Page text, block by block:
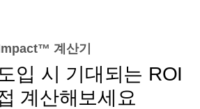
계산기
입 시 기대되는 ROI
계산해보세요